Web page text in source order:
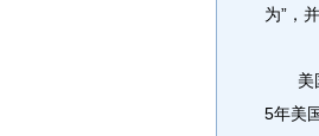
为”，
美国
5年美